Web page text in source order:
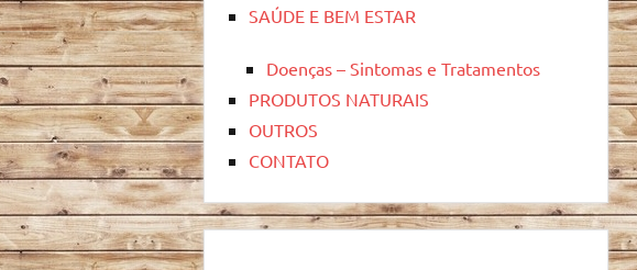
SAÚDE E BEM ESTAR
Doenças – Sintomas e Tratamentos
PRODUTOS NATURAIS
OUTROS
CONTATO